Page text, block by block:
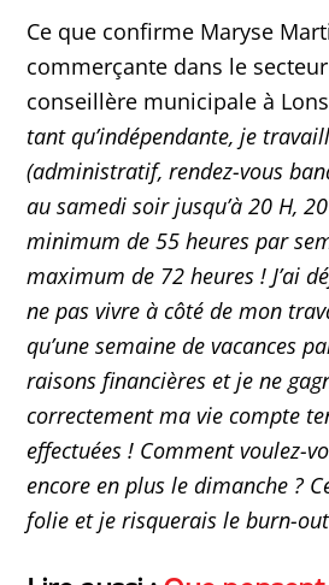
Ce que confirme Maryse
commerçante dans le
conseillère municipale à
tant qu’indépendante, je
(administratif, rendez-vous
au samedi soir jusqu’à 20 H,
minimum de 55 heures par
maximum de 72 heures ! J’ai
ne pas vivre à côté de mon
qu’une semaine de vacances
raisons financières et je ne
correctement ma vie compte
effectuées ! Comment voulez-
encore en plus le dimanche ?
folie et je risquerais le burn-